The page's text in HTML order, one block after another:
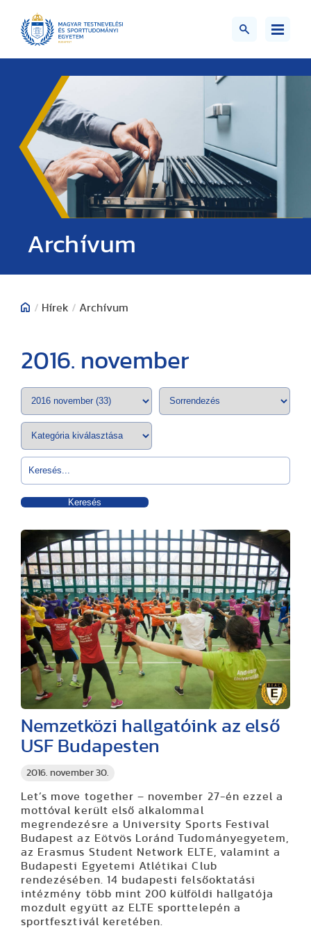
Archívum
/ Hírek / Archívum
2016. november
Keresés
2016. november 30.
Nemzetközi hallgatóink az első
USF Budapesten
Let’s move together – november 27-én ezzel a
mottóval került első alkalommal
megrendezésre a University Sports Festival
Budapest az Eötvös Loránd Tudományegyetem,
az Erasmus Student Network ELTE, valamint a
Budapesti Egyetemi Atlétikai Club
rendezésében. 14 budapesti felsőoktatási
intézmény több mint 200 külföldi hallgatója
mozdult együtt az ELTE sporttelepén a
sportfesztivál keretében.